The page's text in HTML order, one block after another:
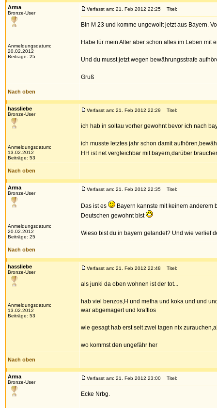
Arma
Bronze-User
Anmeldungsdatum:
20.02.2012
Beiträge: 25
Verfasst am: 21. Feb 2012 22:25 Titel:
Bin M 23 und komme ungewollt jetzt aus Bayern.
Habe für mein Alter aber schon alles im Leben mit
Und du musst jetzt wegen bewährungsstrafe
Gruß
Nach oben
hassliebe
Bronze-User
Anmeldungsdatum:
13.02.2012
Beiträge: 53
Verfasst am: 21. Feb 2012 22:29 Titel:
ich hab in soltau vorher gewohnt bevor ich nach
ich musste letztes jahr schon damit
HH ist net vergleichbar mit bayern,darüber
Nach oben
Arma
Bronze-User
Anmeldungsdatum:
20.02.2012
Beiträge: 25
Verfasst am: 21. Feb 2012 22:35 Titel:
Das ist es
Bayern kannste mit keinem
Deutschen gewohnt bist
Wieso bist du in bayern gelandet? Und wie verlief
Nach oben
hassliebe
Bronze-User
Anmeldungsdatum:
13.02.2012
Beiträge: 53
Verfasst am: 21. Feb 2012 22:48 Titel:
als junki da oben wohnen ist der tot...
hab viel benzos,H und metha und koka und und
war abgemagert und kraftlos
wie gesagt hab erst seit zwei tagen nix
wo kommst den ungefähr her
Nach oben
Arma
Bronze-User
Verfasst am: 21. Feb 2012 23:00 Titel:
Ecke Nrbg.